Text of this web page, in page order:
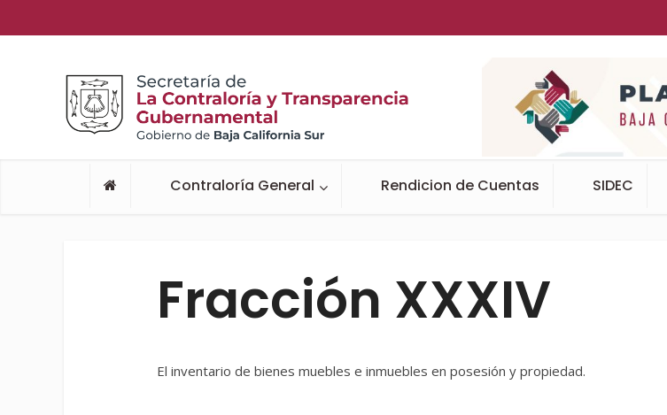
Contraloría General Rendicion de Cuentas SIDEC
Fracción XXXIV
El inventario de bienes muebles e inmuebles en posesión y propiedad.